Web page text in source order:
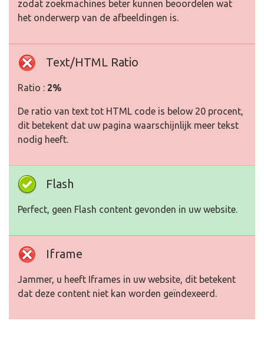
zodat zoekmachines beter kunnen beoordelen wat
het onderwerp van de afbeeldingen is.
Text/HTML Ratio
Ratio : 2%
De ratio van text tot HTML code is below 20 procent,
dit betekent dat uw pagina waarschijnlijk meer tekst
nodig heeft.
Flash
Perfect, geen Flash content gevonden in uw website.
Iframe
Jammer, u heeft Iframes in uw website, dit betekent
dat deze content niet kan worden geïndexeerd.